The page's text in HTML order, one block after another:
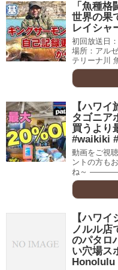
「魚種
世界の果
レイシャ
初回放送日
場所：アル
テリーナ川
【ハワ
タゴニア
買うより
#waikiki
動画をご視
ントの方も
ね～
【ハワ
ノルル店
のパタロ
い穴場ス
Honolulu